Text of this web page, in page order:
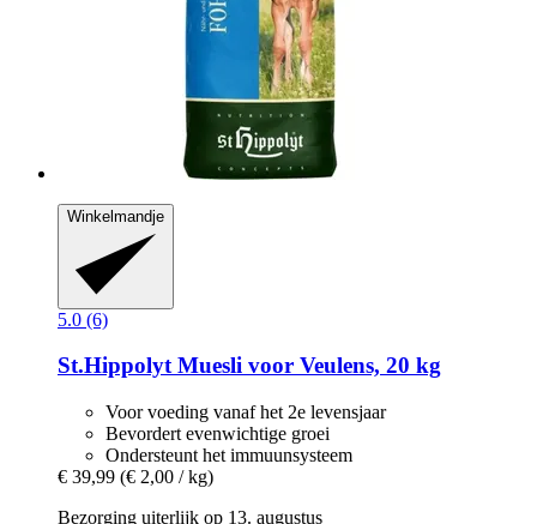
Winkelmandje
5.0 (6)
St.HippolytMuesli voor Veulens, 20 kg
Voor voeding vanaf het 2e levensjaar
Bevordert evenwichtige groei
Ondersteunt het immuunsysteem
€ 39,99 (€ 2,00 / kg)
Bezorging uiterlijk op 13. augustus